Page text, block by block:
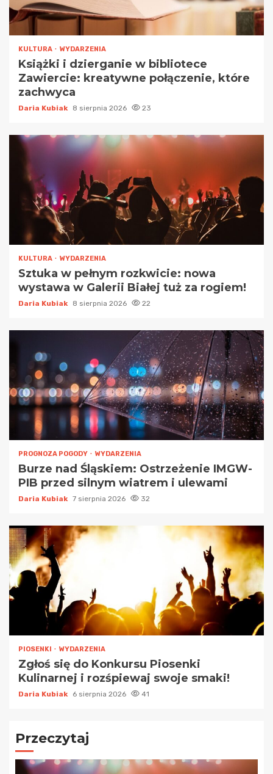
KULTURA WYDARZENIA
Książki i dzierganie w bibliotece
Zawiercie: kreatywne połączenie, które
zachwyca
Daria Kubiak 8 sierpnia 2026 23
KULTURA WYDARZENIA
Sztuka w pełnym rozkwicie: nowa
wystawa w Galerii Białej tuż za rogiem!
Daria Kubiak 8 sierpnia 2026 22
PROGNOZA POGODY WYDARZENIA
Burze nad Śląskiem: Ostrzeżenie IMGW-
PIB przed silnym wiatrem i ulewami
Daria Kubiak 7 sierpnia 2026 32
PIOSENKI WYDARZENIA
Zgłoś się do Konkursu Piosenki
Kulinarnej i rozśpiewaj swoje smaki!
Daria Kubiak 6 sierpnia 2026 41
Przeczytaj